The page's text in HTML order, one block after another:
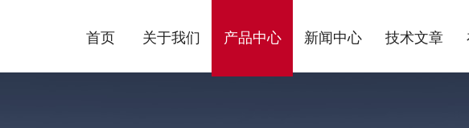
首页 关于我们 产品中心 新闻中心 技术文章